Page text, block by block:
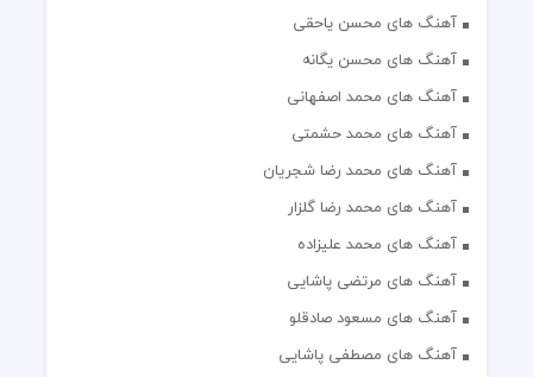
آهنگ های محسن یاحقی
آهنگ های محسن یگانه
آهنگ های محمد اصفهانی
آهنگ های محمد حشمتی
آهنگ های محمد رضا شجریان
آهنگ های محمد رضا گلزار
آهنگ های محمد علیزاده
آهنگ های مرتضی پاشایی
آهنگ های مسعود صادقلو
آهنگ های مصطفی پاشایی